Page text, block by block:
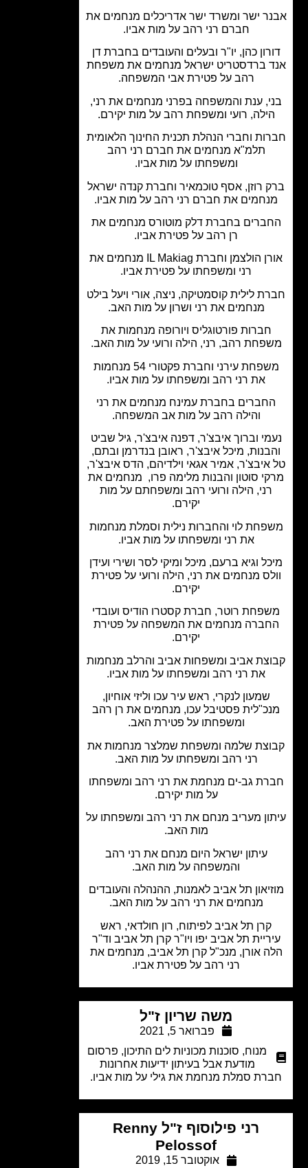
ישר ומשרד ישר אדריכלים מנחמים את
חברם רני רהב על מות אביו.
כהן, יו"ר ובעלים והעובדים בחברת דן
ברדסטריט ישראל מנחמים את משפחת
רהב על פטירת אבי המשפחה.
ענת והמשפחה בפרני מנחמים את רני,
רועי ומשפחת רהב על מות יקירם.
וחברי הנהלת תכנית החינוך הלאומית
תלמ"א מנחמים את חברם רני רהב
ומשפחתו על מות אביו.
רוזן, אסף טוכמאיר וחברת קנדה ישראל
את חברם רני רהב על מות אביו.
בחברת דלק מוטורס מנחמים את
רן רהב על פטירת אביו.
אורן הולצמן וחברת IL Makiag מנחמים את
רני ומשפחתו על פטירת אביו.
לילית קוסמטיקה, ניצה, אורי ויעל בילט
מנחמים את רני ושרון על מות האב.
חברות פורטוגליס ויורופה מנחמות את
רהב, רני, הילה ורועי על מות האב.
משפחת עירני וחברת פקטורי 54 מנחמות
את רני רהב ומשפחתו על מות אביו.
בחברת עמינח מנחמים את רני
והילה רהב על מות אב המשפחה.
וברוך איבצ'ר, דפנה איבצ'ר, גיל שביט
מיכל איבצ'ר, ראובן בנדרמן ובתם,
אמיר אגאי וילדיהם, הדס איבצ'ר,
סוטון והבנות מלימה פרו, מנחמים את
רני, הילה ורועי רהב ומשפחתם על מות
לוי והחברות נילית וסמלת מנחמות
את רני ומשפחתו על מות אביו.
וגיא ברעם, מיכל ומיקי לסר ושירי ועידן
מנחמים את רני, הילה ורועי על פטירת
רוטר, חברת קסטרו הודיס ועובדי
מנחמים את המשפחה על פטירת
אביב ומשפחות אביב והרלב מנחמות
את רני רהב ומשפחתו על מות אביו.
שמעון לנקרי, ראש עיר עכו וליזי אוחיון,
פסטיבל עכו, מנחמים את רן רהב
ומשפחתו על פטירת האב.
שלמה ומשפחת שמלצר מנחמות את
רני רהב ומשפחתו על מות האב.
גב-ים מנחמת את רני רהב ומשפחתו
על מות יקירם.
מעריב מנחם את רני רהב ומשפחתו על
מות האב.
עיתון ישראל היום מנחם את רני רהב
והמשפחה על מות האב.
תל אביב לאמנות, ההנהלה והעובדים
מנחמים את רני רהב על מות האב.
קרן תל אביב לפיתוח, רון חולדאי, ראש
תל אביב יפו ויו"ר קרן תל אביב וד"ר
אורן, מנכ"ל קרן תל אביב, מנחמים את
רני רהב על פטירת אביו.
משה שריון ז"ל
פברואר 5, 2021
מנוח, סוכנות מכוניות לים התיכון, פרסום
מודעת אבל בעיתון ידיעות אחרונות
סמלת מנחמת את גילי על מות אביו.
רני פילוסוף ז"ל Renny
Pelossof
אוקטובר 15, 2019